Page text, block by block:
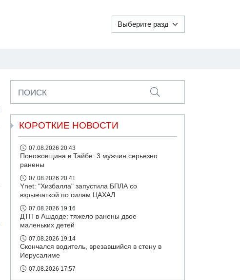
ПОИСК
КОРОТКИЕ НОВОСТИ
07.08.2026 20:43
Поножовщина в Тайбе: 3 мужчин серьезно
ранены
07.08.2026 20:41
Ynet: "Хизбалла" запустила БПЛА со
взрывчаткой по силам ЦАХАЛ
07.08.2026 19:16
ДТП в Ашдоде: тяжело ранены двое
маленьких детей
07.08.2026 19:14
Скончался водитель, врезавшийся в стену в
Иерусалиме
07.08.2026 17:57